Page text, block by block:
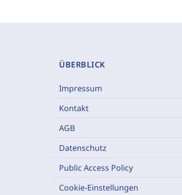
ÜBERBLICK
Impressum
Kontakt
AGB
Datenschutz
Public Access Policy
Cookie-Einstellungen